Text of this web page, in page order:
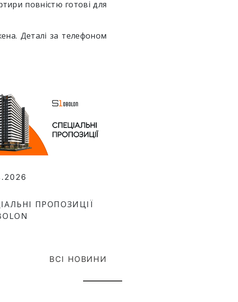
повністю готові для
Деталі за телефоном
ПРОПОЗИЦІЇ
ВСІ НОВИНИ